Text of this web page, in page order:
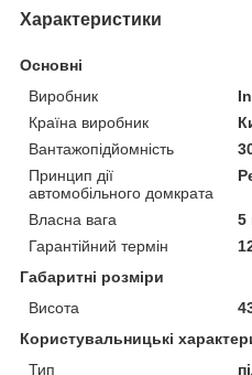
Характеристики
Основні
Виробник
Країна виробник
Вантажопідйомність
Принцип дії
автомобільного домкрата
Власна вага
5
Гарантійний термін
Габаритні розміри
Висота
Користувальницькі
Тип